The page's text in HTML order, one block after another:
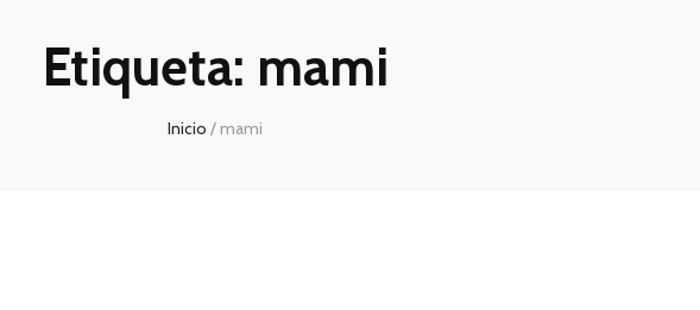
Etiqueta: mami
Inicio / mami